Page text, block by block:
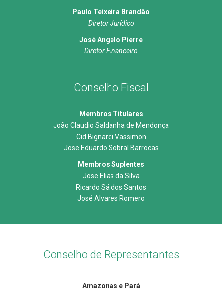
Paulo Teixeira Brandão
Diretor Jurídico
José Angelo Pierre
Diretor Financeiro
Conselho Fiscal
Membros Titulares
João Claudio Saldanha de Mendonça
Cid Bignardi Vassimon
Jose Eduardo Sobral Barrocas
Membros Suplentes
Jose Elias da Silva
Ricardo Sá dos Santos
José Alvares Romero
Conselho de Representantes
Amazonas e Pará